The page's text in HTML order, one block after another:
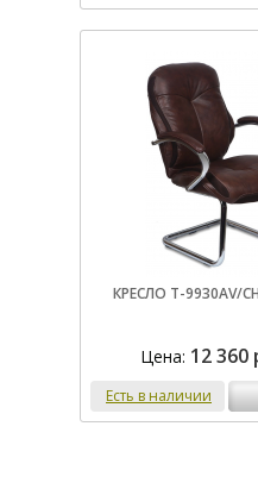
КРЕСЛО T-9930AV/
Цена: 12 360
Есть в наличии